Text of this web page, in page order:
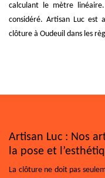
calculant le mètre
considéré. Artisan Luc
clôture à Oudeuil dans les
Artisan Luc : Nos
la pose et
La clôture ne doit pas